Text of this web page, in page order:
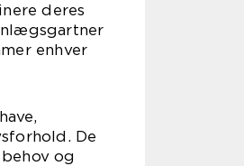
deres
enhver
De
og